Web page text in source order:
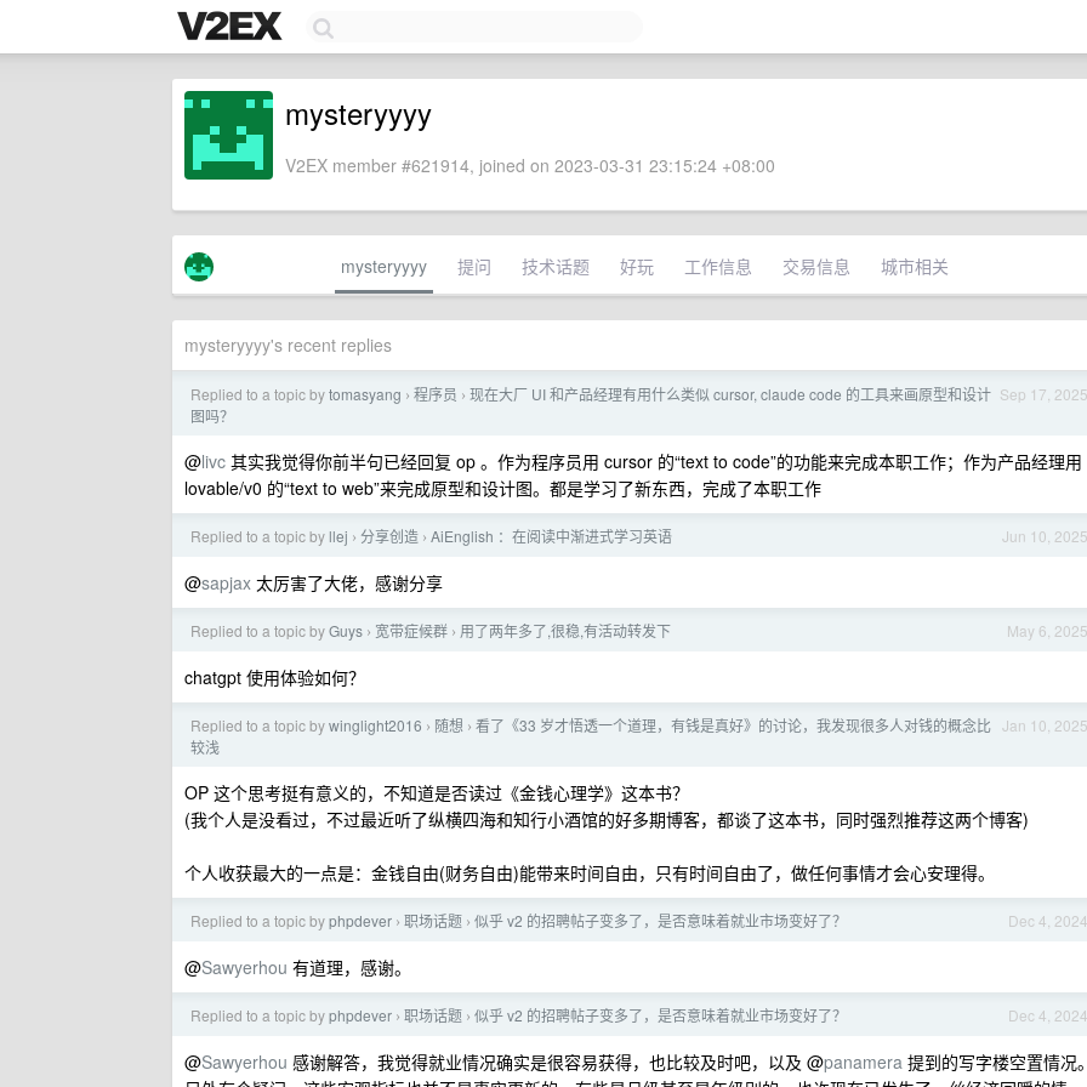
mysteryyyy
V2EX member #621914, joined on 2023-03-31 23:15:24 +08:00
mysteryyyy 提问 技术话题 好玩 工作信息 交易信息 城市相关
mysteryyyy's recent replies
Sep 17, 2025
Replied to a topic bytomasyang › 程序员 › 现在大厂 UI 和产品经理有用什么类似 cursor, claude code 的工具来画原型和设计
图吗？
@livc 其实我觉得你前半句已经回复 op 。作为程序员用 cursor 的“text to code”的功能来完成本职工作；作为产品经理用
lovable/v0 的“text to web”来完成原型和设计图。都是学习了新东西，完成了本职工作
Jun 10, 2025
Replied to a topic by llej › 分享创造 › AiEnglish ：在阅读中渐进式学习英语
@sapjax 太厉害了大佬，感谢分享
May 6, 2025
Replied to a topic byGuys › 宽带症候群 › 用了两年多了,很稳,有活动转发下
chatgpt 使用体验如何？
Jan 10, 2025
Replied to a topic bywinglight2016 › 随想 › 看了《33 岁才悟透一个道理，有钱是真好》的讨论，我发现很多人对钱的概念比
较浅
OP 这个思考挺有意义的，不知道是否读过《金钱心理学》这本书？
(我个人是没看过，不过最近听了纵横四海和知行小酒馆的好多期博客，都谈了这本书，同时强烈推荐这两个博客)
个人收获最大的一点是：金钱自由(财务自由)能带来时间自由，只有时间自由了，做任何事情才会心安理得。
Dec 4, 2024
Replied to a topic byphpdever › 职场话题 › 似乎 v2 的招聘帖子变多了，是否意味着就业市场变好了？
@Sawyerhou 有道理，感谢。
Dec 4, 2024
Replied to a topic byphpdever › 职场话题 › 似乎 v2 的招聘帖子变多了，是否意味着就业市场变好了？
@Sawyerhou 感谢解答，我觉得就业情况确实是很容易获得，也比较及时吧，以及 @panamera 提到的写字楼空置情况。